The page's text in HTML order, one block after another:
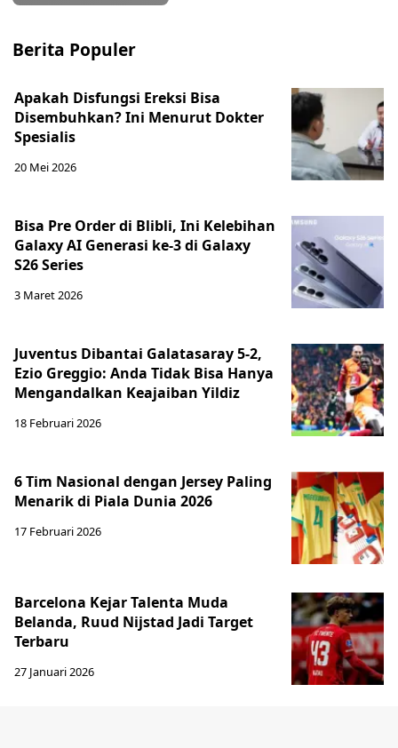
Berita Populer
Apakah Disfungsi Ereksi Bisa
Disembuhkan? Ini Menurut Dokter
Spesialis
20 Mei 2026
Bisa Pre Order di Blibli, Ini Kelebihan
Galaxy AI Generasi ke-3 di Galaxy
S26 Series
3 Maret 2026
Juventus Dibantai Galatasaray 5-2,
Ezio Greggio: Anda Tidak Bisa Hanya
Mengandalkan Keajaiban Yildiz
18 Februari 2026
6 Tim Nasional dengan Jersey Paling
Menarik di Piala Dunia 2026
17 Februari 2026
Barcelona Kejar Talenta Muda
Belanda, Ruud Nijstad Jadi Target
Terbaru
27 Januari 2026